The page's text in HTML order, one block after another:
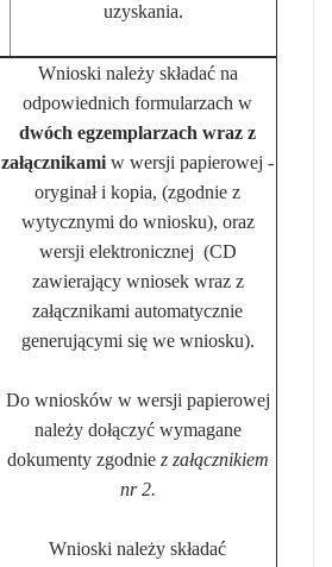
uzyskania.
Wnioski należy składać na
odpowiednich formularzach w
dwóch egzemplarzach wraz z
załącznikami w wersji papierowej -
oryginał i kopia, (zgodnie z
wytycznymi do wniosku), oraz
wersji elektronicznej (CD
zawierający wniosek wraz z
załącznikami automatycznie
generującymi się we wniosku).
Do wniosków w wersji papierowej
należy dołączyć wymagane
dokumenty zgodnie z załącznikiem
nr 2.
Wnioski należy składać